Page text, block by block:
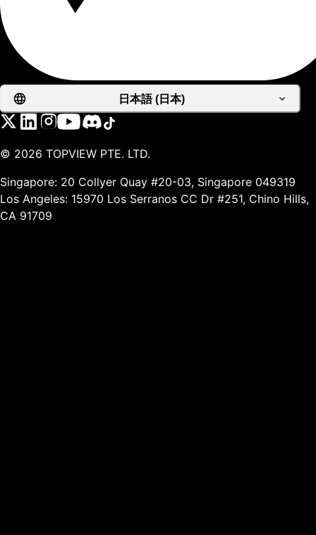
日本語 (日本)
© 2026 TOPVIEW PTE. LTD.
Singapore: 20 Collyer Quay #20-03, Singapore 049319
Los Angeles: 15970 Los Serranos CC Dr #251, Chino Hills,
CA 91709